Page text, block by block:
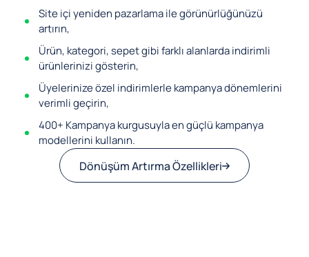
Site içi yeniden pazarlama ile görünürlüğünüzü
artırın,
Ürün, kategori, sepet gibi farklı alanlarda indirimli
ürünlerinizi gösterin,
Üyelerinize özel indirimlerle kampanya dönemlerini
verimli geçirin,
400+ Kampanya kurgusuyla en güçlü kampanya
modellerini kullanın.
Dönüşüm Artırma Özellikleri